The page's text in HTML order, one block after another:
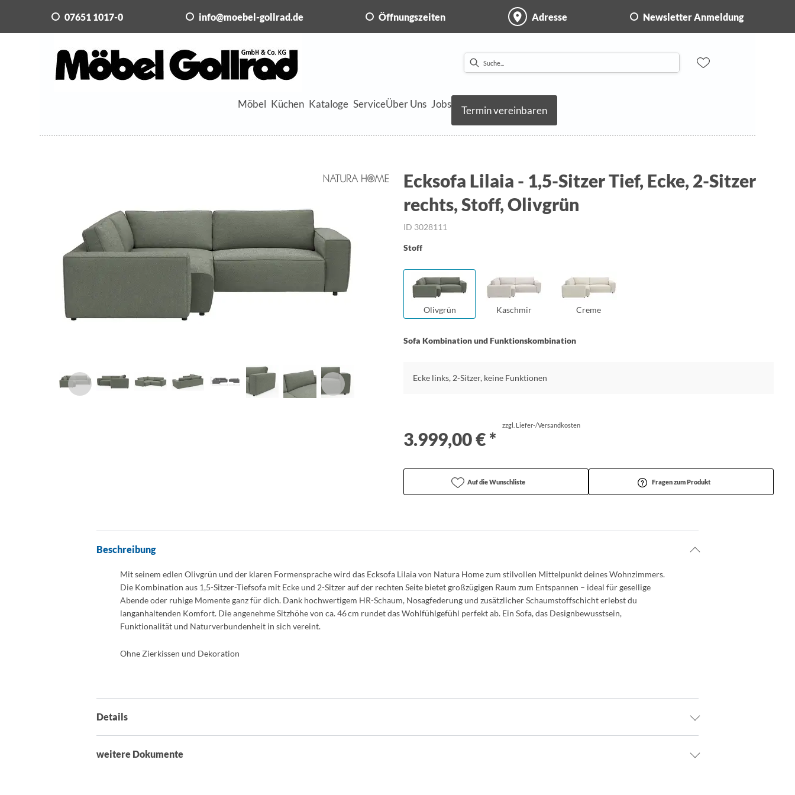
07651 1017-0 info@moebel-gollrad.de Öffnungszeiten Adresse Newsletter Anmeldung
Möbel Küchen Kataloge ServiceÜber Uns Jobs
Termin vereinbaren
Ecksofa Lilaia - 1,5-Sitzer Tief, Ecke, 2-Sitzer
rechts, Stoff, Olivgrün
ID 3028111
Stoff
Olivgrün Kaschmir Creme
Sofa Kombination und Funktionskombination
Ecke links, 2-Sitzer, keine Funktionen
3.999,00 € *
zzgl. Liefer-/Versandkosten
Auf die Wunschliste Fragen zum Produkt
Beschreibung
Mit seinem edlen Olivgrün und der klaren Formensprache wird das Ecksofa Lilaiavon Natura Home zum stilvollen Mittelpunkt deines Wohnzimmers.
Die Kombination aus 1,5-Sitzer-Tiefsofa mit Ecke und 2-Sitzer auf der rechten Seite bietet großzügigen Raum zum Entspannen – ideal für gesellige
Abende oder ruhige Momente ganz für dich. Dank hochwertigem HR-Schaum, Nosagfederung und zusätzlicher Schaumstoffschicht erlebst du
langanhaltenden Komfort. Die angenehme Sitzhöhe von ca. 46 cm rundet das Wohlfühlgefühl perfekt ab. Ein Sofa, das Designbewusstsein,
Funktionalität und Naturverbundenheit in sich vereint.
Ohne Zierkissen und Dekoration
Details
weitere Dokumente